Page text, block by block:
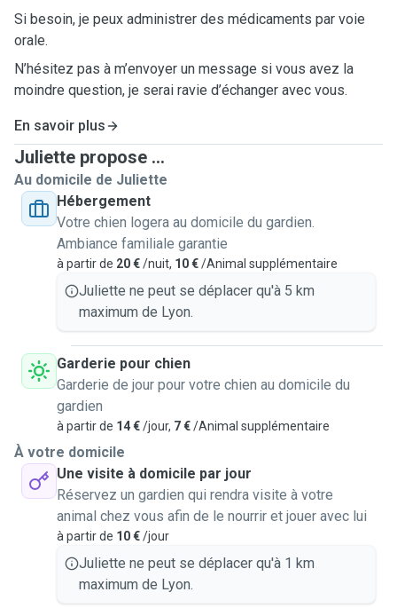
Si besoin, je peux administrer des médicaments par voie
orale.
N’hésitez pas à m’envoyer un message si vous avez la
moindre question, je serai ravie d’échanger avec vous.
En savoir plus
Juliette propose ...
Au domicile de Juliette
Hébergement
Votre chien logera au domicile du gardien.
Ambiance familiale garantie
à partir de 20 €/nuit, 10 €/Animal supplémentaire
Juliette ne peut se déplacer qu'à 5 km
maximum de Lyon.
Garderie pour chien
Garderie de jour pour votre chien au domicile du
gardien
à partir de 14 €/jour, 7 €/Animal supplémentaire
À votre domicile
Une visite à domicile par jour
Réservez un gardien qui rendra visite à votre
animal chez vous afin de le nourrir et jouer avec lui
à partir de 10 €/jour
Juliette ne peut se déplacer qu'à 1 km
maximum de Lyon.